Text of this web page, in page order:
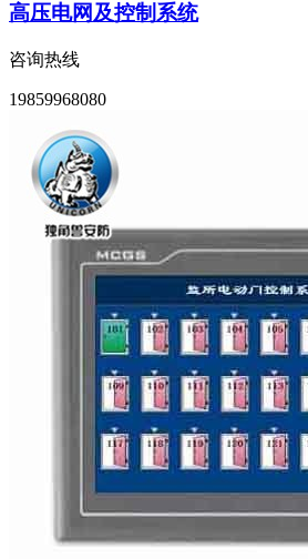
高压电网及控制系统
咨询热线
19859968080